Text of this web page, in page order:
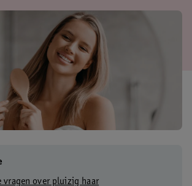
vragen over pluizig haar